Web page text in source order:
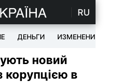
RU
ДЕНЬГИ ИЗМЕНЕНИЯ
новий
корупцією в